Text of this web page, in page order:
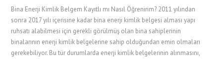
Bina Enerji Kimlik Belgem Kayıtlı mı Nasıl Öğrenirim? 2011 yılından
sonra 2017 yılı içerisine kadar bina enerji kimlik belgesi alması yapı
ruhsatı alabilmesi için gerekli görülmüş olan bina sahiplerinin
binalarının enerji kimlik belgelerine sahip olduğundan emin olmaları
gerekebiliyor. Bu tür durumlarda enerji kimlik belgelerinin alınmasını,